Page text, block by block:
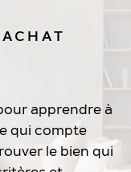
apprendre à
qui compte
le bien qui